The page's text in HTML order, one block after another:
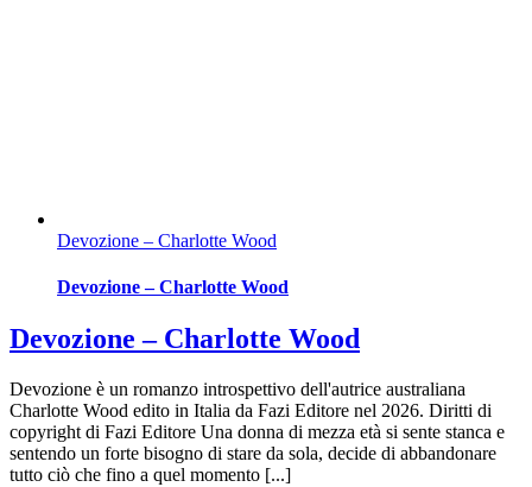
Devozione – Charlotte Wood
Devozione – Charlotte Wood
Devozione – Charlotte Wood
Devozione è un romanzo introspettivo dell'autrice australiana
Charlotte Wood edito in Italia da Fazi Editore nel 2026. Diritti di
copyright di Fazi Editore Una donna di mezza età si sente stanca e
sentendo un forte bisogno di stare da sola, decide di abbandonare
tutto ciò che fino a quel momento [...]